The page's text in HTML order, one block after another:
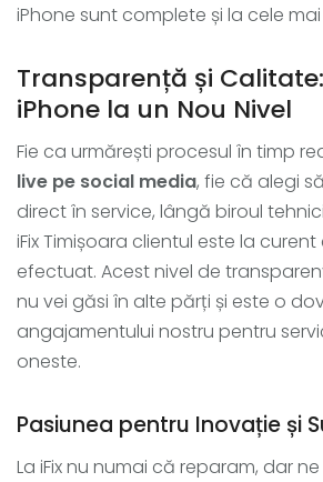
iPhone sunt complete și la cele
Transparență și
iPhone la un Nou Nivel
Fie ca urmărești procesul în timp
live pe social media, fie că alegi
direct în service, lângă biroul
iFix Timișoara clientul este la
efectuat. Acest nivel de
nu vei găsi în alte părți și este o
angajamentului nostru pentru
oneste.
Pasiunea pentru Inovație și
La iFix nu numai că reparam, dar